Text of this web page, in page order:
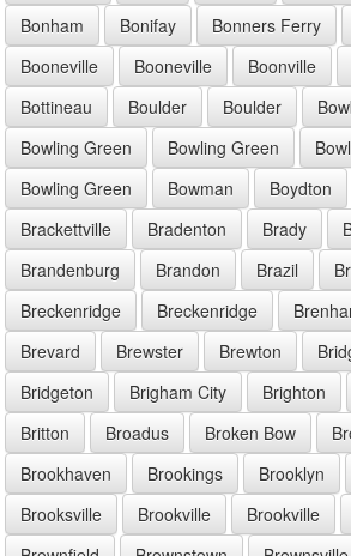
Bonham
Bonifay Bonners Ferry
Booneville
Booneville Boonville
Bottineau
Boulder Boulder
Bowling Green
Bowling Green
Bowling Green
Bowman Boydton
Brackettville
Bradenton Brady
Brandenburg
Brandon Brazil
Breckenridge
Breckenridge
Brevard
Brewster Brewton
Bridgeton
Brigham City Brighton
Britton
Broadus Broken Bow
Brookhaven
Brookings Brooklyn
Brooksville
Brookville Brookville